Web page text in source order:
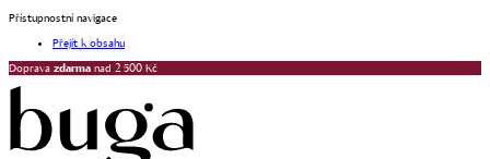
Přístupnostní navigace
Přejít k obsahu
Doprava zdarma nad 2 500 Kč